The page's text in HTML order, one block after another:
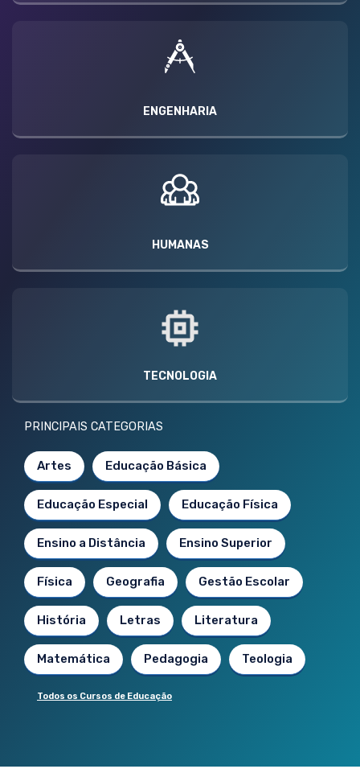
ENGENHARIA
HUMANAS
TECNOLOGIA
PRINCIPAIS CATEGORIAS
Artes Educação Básica
Educação Especial Educação Física
Ensino a Distância Ensino Superior
Física Geografia Gestão Escolar
História Letras Literatura
Matemática Pedagogia Teologia
Todos os Cursos de Educação